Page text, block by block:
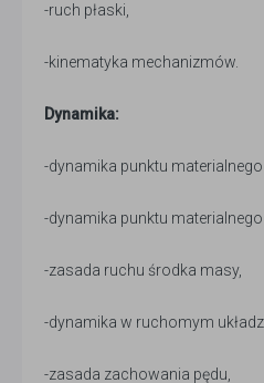
-ruch płaski,
-kinematyka mechanizmów.
Dynamika:
-dynamika punktu
-dynamika punktu
-zasada ruchu środka masy,
-dynamika w ruchomym
-zasada zachowania pędu,